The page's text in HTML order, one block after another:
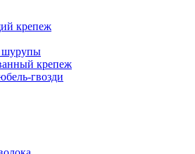
крепеж
шурупы
крепеж
гвозди